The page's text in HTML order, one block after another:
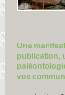
Une
publication,
vos